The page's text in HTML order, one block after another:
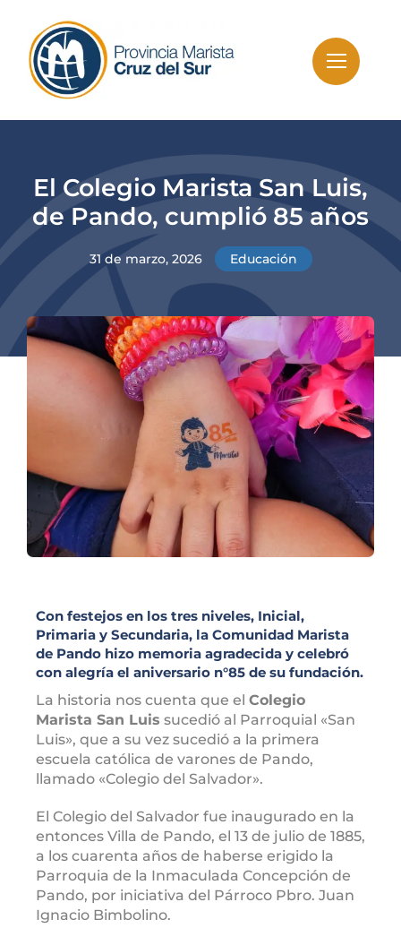
content
El Colegio Marista San Luis,
de Pando, cumplió 85 años
31 de marzo, 2026 Educación
Con festejos en los tres niveles, Inicial,
Primaria y Secundaria, la Comunidad Marista
de Pando hizo memoria agradecida y celebró
con alegría el aniversario n°85 de su fundación.
La historia nos cuenta que el Colegio
Marista San Luis sucedió al Parroquial «San
Luis», que a su vez sucedió a la primera
escuela católica de varones de Pando,
llamado «Colegio del Salvador».
El Colegio del Salvador fue inaugurado en la
entonces Villa de Pando, el 13 de julio de 1885,
a los cuarenta años de haberse erigido la
Parroquia de la Inmaculada Concepción de
Pando, por iniciativa del Párroco Pbro. Juan
Ignacio Bimbolino.